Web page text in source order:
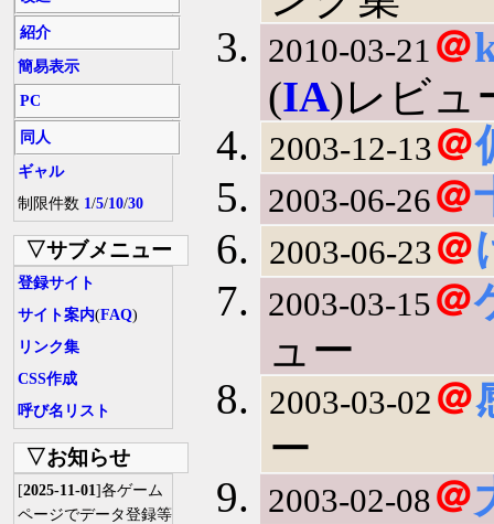
紹介
簡易表示
PC
同人
ギャル
制限件数 1/5/10/30
▽サブメニュー
登録サイト
サイト案内(FAQ)
リンク集
CSS作成
呼び名リスト
▽お知らせ
[2025-11-01]各ゲーム
ページでデータ登録等
2010-03-21 ＠
(IA)レビュ
2003-12-13＠
2003-06-26＠
2003-06-23＠
2003-03-15＠
ュー
2003-03-02 ＠
ー
2003-02-08＠